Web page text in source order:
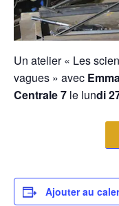
Un atelier « Les
vagues » avec
Centrale 7 le lundi
Ajouter au